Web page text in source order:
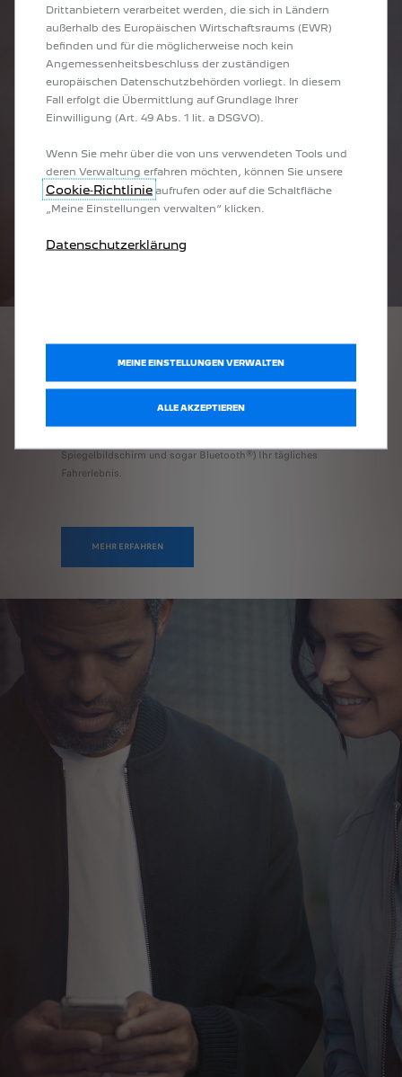
ALLE VERNETZTE
DIENSTE VON PEUGEOT
Spiegelbildschirm und sogar Bluetooth®) Ihr tägliches
Fahrerlebnis.
MEHR ERFAHREN
Drittanbietern verarbeitet werden, die sich in Ländern
außerhalb des Europäischen Wirtschaftsraums (EWR)
befinden und für die möglicherweise noch kein
Angemessenheitsbeschluss der zuständigen
europäischen Datenschutzbehörden vorliegt. In diesem
Fall erfolgt die Übermittlung auf Grundlage Ihrer
Einwilligung (Art. 49 Abs. 1 lit. a DSGVO).
Wenn Sie mehr über die von uns verwendeten Tools und
deren Verwaltung erfahren möchten, können Sie unsere
Cookie‑Richtlinie aufrufen oder auf die Schaltfläche
„Meine Einstellungen verwalten“ klicken.
Datenschutzerklärung
MEINE EINSTELLUNGEN VERWALTEN
ALLE AKZEPTIEREN